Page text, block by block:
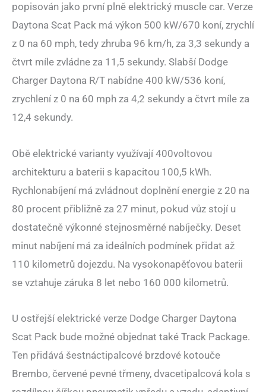
popisován jako první plně elektrický muscle car. Verze
Daytona Scat Pack má výkon 500 kW/670 koní, zrychlí
z 0 na 60 mph, tedy zhruba 96 km/h, za 3,3 sekundy a
čtvrt míle zvládne za 11,5 sekundy. Slabší Dodge
Charger Daytona R/T nabídne 400 kW/536 koní,
zrychlení z 0 na 60 mph za 4,2 sekundy a čtvrt míle za
12,4 sekundy.
Obě elektrické varianty využívají 400voltovou
architekturu a baterii s kapacitou 100,5 kWh.
Rychlonabíjení má zvládnout doplnění energie z 20 na
80 procent přibližně za 27 minut, pokud vůz stojí u
dostatečně výkonné stejnosměrné nabíječky. Deset
minut nabíjení má za ideálních podmínek přidat až
110 kilometrů dojezdu. Na vysokonapěťovou baterii
se vztahuje záruka 8 let nebo 160 000 kilometrů.
U ostřejší elektrické verze Dodge Charger Daytona
Scat Pack bude možné objednat také Track Package.
Ten přidává šestnáctipalcové brzdové kotouče
Brembo, červené pevné třmeny, dvacetipalcová kola s